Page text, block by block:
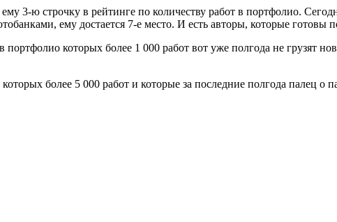
ему 3-ю строчку в рейтинге по количеству работ в портфолио.
ему достается 7-е место. И есть авторы, которые готовы
которых более 1 000 работ вот уже полгода не грузят
более 5 000 работ и которые за последние полгода палец